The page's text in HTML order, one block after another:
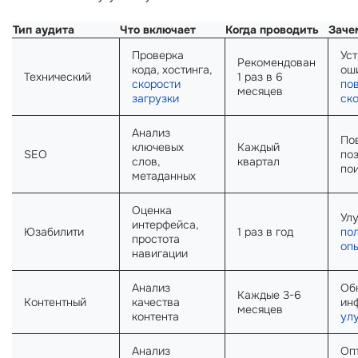
Тип аудита Что включает Когда проводить
Технический
Проверка
кода, хостинга,
скорости
загрузки
Рекомендован
1 раз в 6
месяцев
SEO
Анализ
ключевых
слов,
метаданных
Каждый
квартал
Юзабилити
Оценка
интерфейса,
простота
навигации
1 раз в год
Контентный
Анализ
качества
контента
Каждые 3-6
месяцев
Анализ